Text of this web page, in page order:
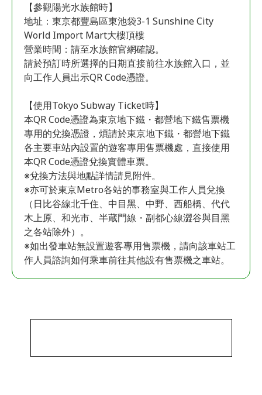
【參觀陽光水族館時】
地址：東京都豐島區東池袋3-1 Sunshine City
World Import Mart大樓頂樓
營業時間：請至水族館官網確認。
請於預訂時所選擇的日期直接前往水族館入口，並
向工作人員出示QR Code憑證。
【使用Tokyo Subway Ticket時】
本QR Code憑證為東京地下鐵・都營地下鐵售票機
專用的兌換憑證，煩請於東京地下鐵・都營地下鐵
各主要車站內設置的遊客專用售票機處，直接使用
本QR Code憑證兌換實體車票。
※兌換方法與地點詳情請見附件。
※亦可於東京Metro各站的事務室與工作人員兌換
（日比谷線北千住、中目黑、中野、西船橋、代代
木上原、和光市、半蔵門線・副都心線澀谷與目黑
之各站除外）。
※如出發車站無設置遊客專用售票機，請向該車站工
作人員諮詢如何乘車前往其他設有售票機之車站。